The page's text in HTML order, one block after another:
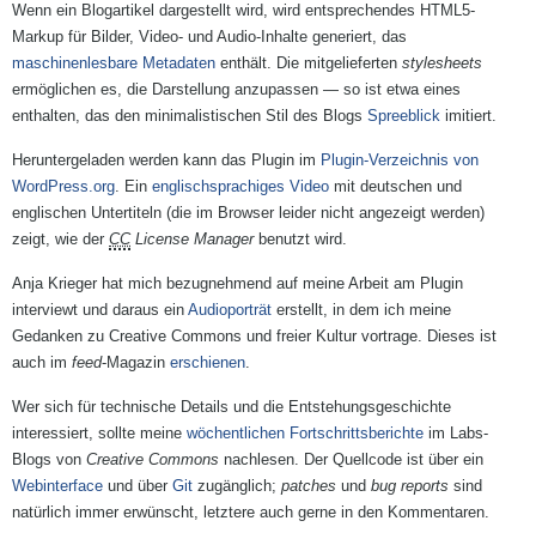
Wenn ein Blogartikel dargestellt wird, wird entsprechendes HTML5-
Markup für Bilder, Video- und Audio-Inhalte generiert, das
maschinenlesbare Metadaten enthält. Die mitgelieferten stylesheets
ermöglichen es, die Darstellung anzupassen — so ist etwa eines
enthalten, das den minimalistischen Stil des Blogs Spreeblick imitiert.
Heruntergeladen werden kann das Plugin im Plugin-Verzeichnis von
WordPress.org. Ein englischsprachiges Video mit deutschen und
englischen Untertiteln (die im Browser leider nicht angezeigt werden)
zeigt, wie der CCLicense Managerbenutzt wird.
Anja Krieger hat mich bezugnehmend auf meine Arbeit am Plugin
interviewt und daraus ein Audioporträt erstellt, in dem ich meine
Gedanken zu Creative Commons und freier Kultur vortrage. Dieses ist
auch im feed-Magazin erschienen.
Wer sich für technische Details und die Entstehungsgeschichte
interessiert, sollte meine wöchentlichen Fortschrittsberichte im Labs-
Blogs von Creative Commons nachlesen. Der Quellcode ist über ein
Webinterface und über Git zugänglich; patches und bug reports sind
natürlich immer erwünscht, letztere auch gerne in den Kommentaren.